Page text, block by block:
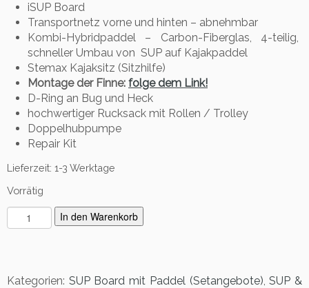
iSUP Board
Transportnetz vorne und hinten – abnehmbar
Kombi-Hybridpaddel – Carbon-Fiberglas, 4-teilig,
schneller Umbau von SUP auf Kajakpaddel
Stemax Kajaksitz (Sitzhilfe)
Montage der Finne: folge dem Link!
D-Ring an Bug und Heck
hochwertiger Rucksack mit Rollen / Trolley
Doppelhubpumpe
Repair Kit
Lieferzeit: 1-3 Werktage
Vorrätig
t
a
In den Warenkorb
Kategorien: SUP Board mit Paddel (Setangebote) ,SUP &